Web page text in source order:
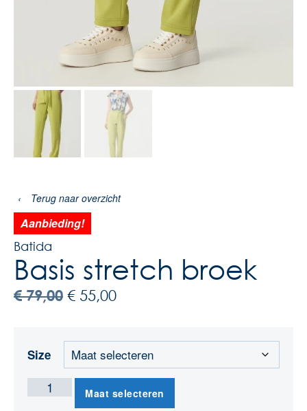
‹ Terug naar overzicht
Aanbieding!
Batida
Basis stretch broek
€79,00 € 55,00
Size
Maat selecteren